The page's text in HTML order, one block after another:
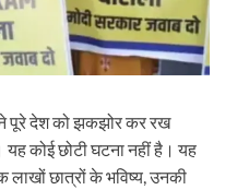
ने पूरे देश को झकझोर कर रख
कोई छोटी घटना नहीं है। यह
लाखों छात्रों के भविष्य, उनकी